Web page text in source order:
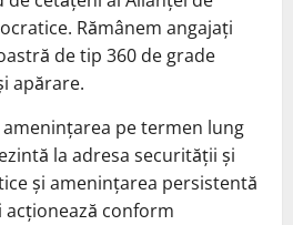
Rămânem angajaţi
de tip 360 de grade
apărare.
pe termen lung
la adresa securităţii şi
şi ameninţarea persistentă
conform